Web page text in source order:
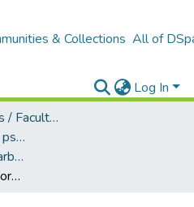
& Collections All of
Log In
B4 – LU fakultātes / Faculties of the UL
A -- Izglītības zinātņu un psiholoģijas fakultāte / Faculty of Education Sciences and Psychology
Bakalaura un maģistra darbi (PPMF) / Bachelor's and Master's theses
Izglītības iestādes direktora loma organizācijas kultūrās pilnveidē